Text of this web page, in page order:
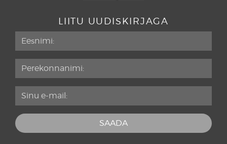
LIITU UUDISKIRJAGA